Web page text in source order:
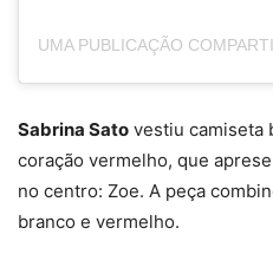
Sabrina Sato vestiu camiseta
coração vermelho, que
no centro: Zoe. A peça
branco e vermelho.